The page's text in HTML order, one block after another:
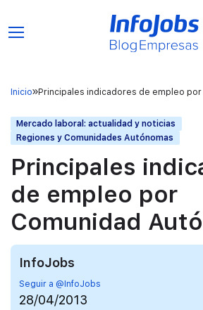
Inicio Principales indicadores de empleo por
Mercado laboral: actualidad y noticias
Regiones y Comunidades Autónomas
Principales
de empleo por
Comunidad
InfoJobs
Seguir a @InfoJobs
28/04/2013